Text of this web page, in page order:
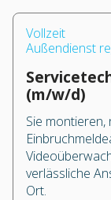
Vollzeit
Außendienst
(m/w/d)
Sie
verlässliche
Ort.